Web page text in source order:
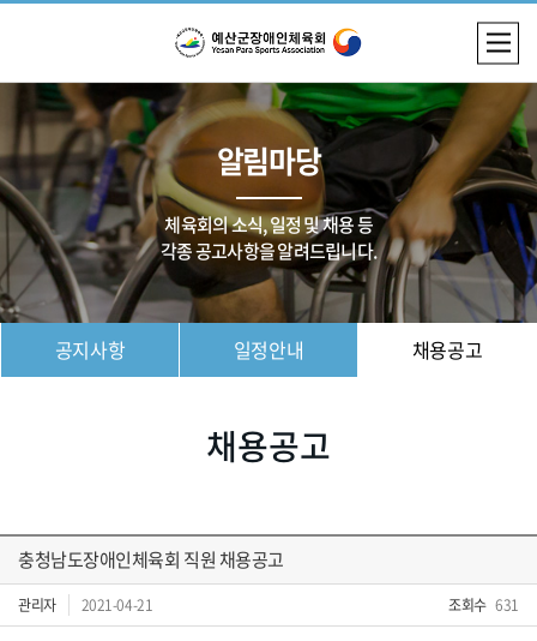
알림마당
체육회의 소식, 일정 및 채용 등
각종 공고사항을 알려드립니다.
공지사항 일정안내 채용공고
채용공고
충청남도장애인체육회 직원 채용공고
관리자 2021-04-21 조회수 631